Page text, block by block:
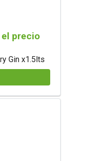
el precio
Gin x1.5lts